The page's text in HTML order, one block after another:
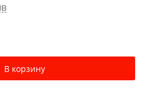
В корзину